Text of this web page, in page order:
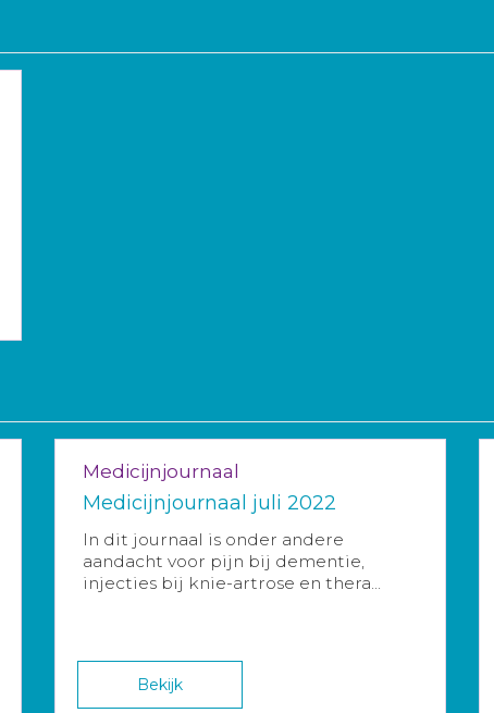
Medicijnjournaal
Medicijnjournaal juli 2022
In dit journaal is onder andere
aandacht voor pijn bij dementie,
injecties bij knie-artrose en thera...
Bekijk